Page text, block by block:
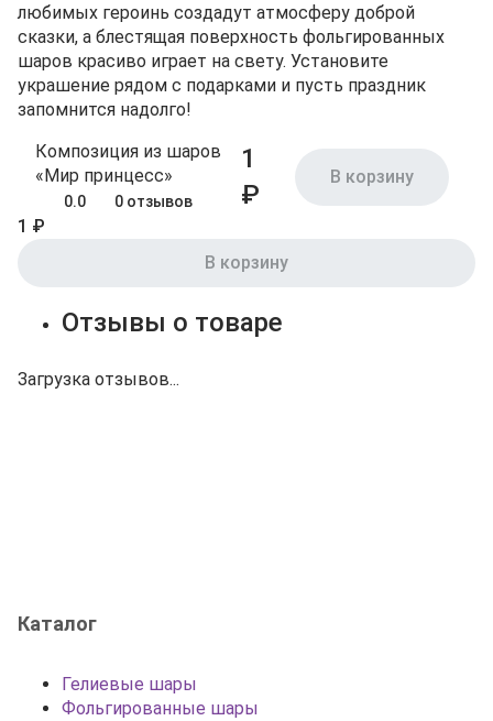
любимых героинь создадут атмосферу доброй
сказки, а блестящая поверхность фольгированных
шаров красиво играет на свету. Установите
украшение рядом с подарками и пусть праздник
запомнится надолго!
Композиция из шаров
«Мир принцесс»
0.0 0 отзывов
1
₽
В корзину
1 ₽
В корзину
Отзывы о товаре
Загрузка отзывов...
Каталог
Гелиевые шары
Фольгированные шары